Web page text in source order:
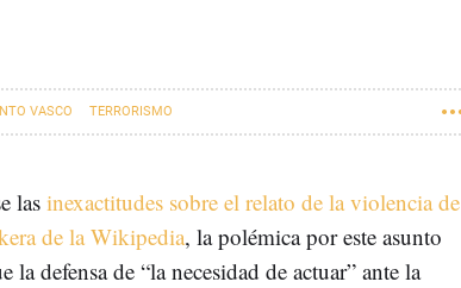
VASCO TERRORISMO
las inexactitudes sobre el relato de la violencia de
de la Wikipedia, la polémica por este asunto
defensa de “la necesidad de actuar” ante la